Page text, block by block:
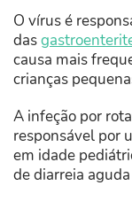
O vírus é
das
causa mais
crianças
A infeção por
responsável por
em idade
de diarreia